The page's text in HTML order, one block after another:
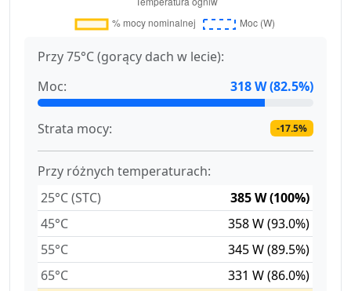
Przy 75°C (gorący dach w lecie):
Moc:
318 W (82.5%)
Strata mocy: -17.5%
Przy różnych temperaturach:
25°C (STC)
385 W (100%)
45°C
358 W (93.0%)
55°C
345 W (89.5%)
65°C
331 W (86.0%)